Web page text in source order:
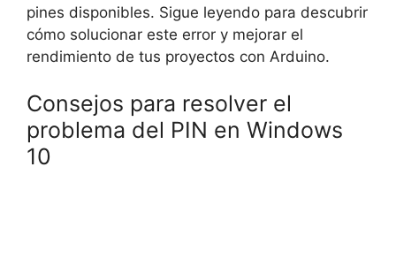
pines disponibles. Sigue leyendo para descubrir
cómo solucionar este error y mejorar el
rendimiento de tus proyectos con Arduino.
Consejos para resolver el
problema del PIN en Windows
10